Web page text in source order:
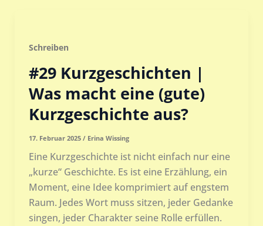
Schreiben
#29 Kurzgeschichten |
Was macht eine (gute)
Kurzgeschichte aus?
17. Februar 2025 / Erina Wissing
Eine Kurzgeschichte ist nicht einfach nur eine
„kurze“ Geschichte. Es ist eine Erzählung, ein
Moment, eine Idee komprimiert auf engstem
Raum. Jedes Wort muss sitzen, jeder Gedanke
singen, jeder Charakter seine Rolle erfüllen.